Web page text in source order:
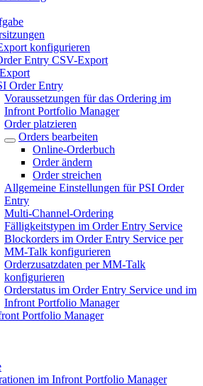
konfigurieren
Entry CSV-Export
Order Entry
Voraussetzungen für das Ordering im
Infront Portfolio Manager
Order platzieren
Orders bearbeiten
Online-Orderbuch
Order ändern
Order streichen
Allgemeine Einstellungen für PSI Order
Entry
Multi-Channel-Ordering
Fälligkeitstypen im Order Entry Service
Blockorders im Order Entry Service per
MM-Talk konfigurieren
Orderzusatzdaten per MM-Talk
konfigurieren
Orderstatus im Order Entry Service und im
Infront Portfolio Manager
Portfolio Manager
im Infront Portfolio Manager